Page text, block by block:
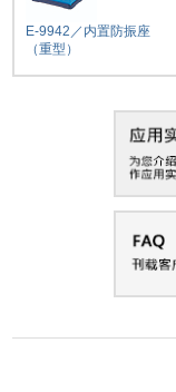
E-9942／内置防振座
（重型）